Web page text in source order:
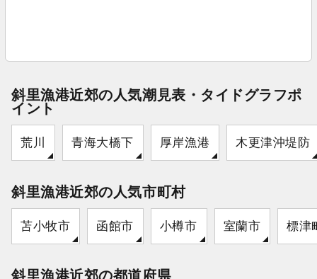
斜里漁港近郊の人気潮見表・タイドグラフポ
イント
荒川 青海大橋下 厚岸漁港 木更津沖堤防
斜里漁港近郊の人気市町村
苫小牧市 函館市 小樽市 室蘭市 標津
斜里漁港近郊の都道府県